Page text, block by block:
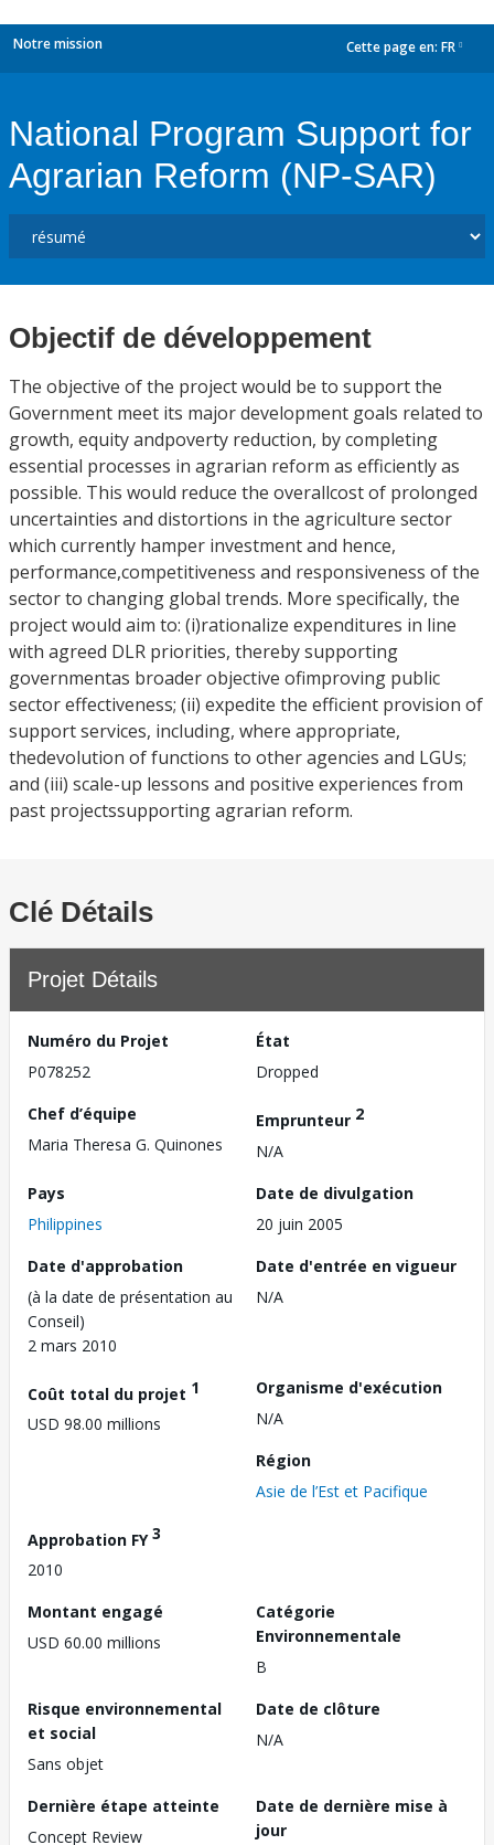
Notre mission Cette page en: FR
National Program Support for
Agrarian Reform (NP-SAR)
Objectif de développement
The objective of the project would be to support the
Government meet its major development goals related to
growth, equity andpoverty reduction, by completing
essential processes in agrarian reform as efficiently as
possible. This would reduce the overallcost of prolonged
uncertainties and distortions in the agriculture sector
which currently hamper investment and hence,
performance,competitiveness and responsiveness of the
sector to changing global trends. More specifically, the
project would aim to: (i)rationalize expenditures in line
with agreed DLR priorities, thereby supporting
governmentas broader objective ofimproving public
sector effectiveness; (ii) expedite the efficient provision of
support services, including, where appropriate,
thedevolution of functions to other agencies and LGUs;
and (iii) scale-up lessons and positive experiences from
past projectssupporting agrarian reform.
Clé Détails
Projet Détails
Numéro du Projet
P078252
État
Dropped
Chef d’équipe
Maria Theresa G. Quinones
Emprunteur 2
N/A
Pays
Philippines
Date de divulgation
20 juin 2005
Date d'approbation
(à la date de présentation au
Conseil)
2 mars 2010
Date d'entrée en vigueur
N/A
Coût total du projet 1
USD 98.00 millions
Organisme d'exécution
N/A
Région
Asie de l’Est et Pacifique
Approbation FY3
2010
Montant engagé
USD 60.00 millions
Catégorie
Environnementale
B
Risque environnemental
et social
Sans objet
Date de clôture
N/A
Dernière étape atteinte
Concept Review
Date de dernière mise à
jour